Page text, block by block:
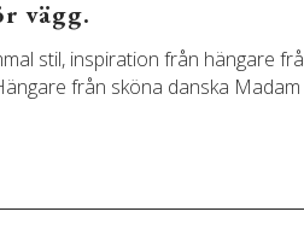
vägg.
stil, inspiration från hängare
från sköna danska Madam